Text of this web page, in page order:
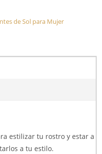
de Sol para Mujer
estilizar tu rostro y estar a
a tu estilo.